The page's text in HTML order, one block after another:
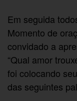
Em seguida
Momento de
convidado a
“Qual amor
foi colocando
das seguintes